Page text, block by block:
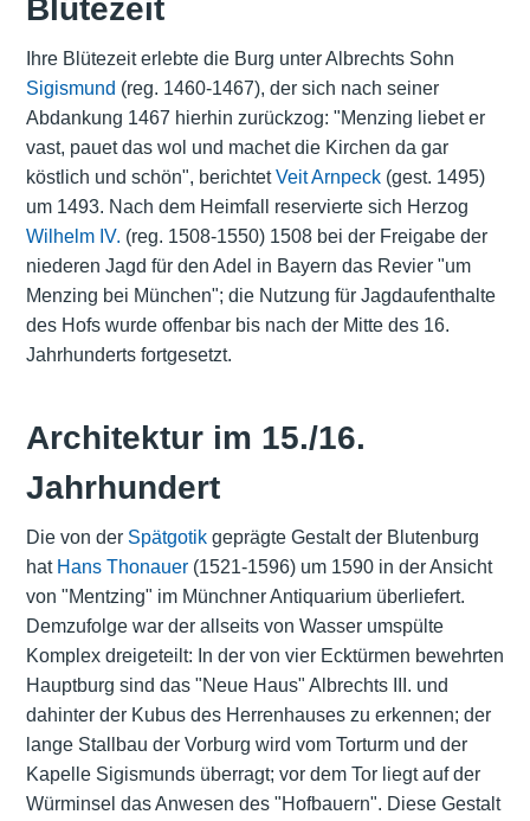
Blütezeit
Ihre Blütezeit erlebte die Burg unter Albrechts Sohn
Sigismund (reg. 1460-1467), der sich nach seiner
Abdankung 1467 hierhin zurückzog: "Menzing liebet er
vast, pauet das wol und machet die Kirchen da gar
köstlich und schön", berichtetVeit Arnpeck(gest. 1495)
um 1493. Nach dem Heimfall reservierte sich Herzog
Wilhelm IV. (reg. 1508-1550) 1508 bei der Freigabe der
niederen Jagd für den Adel in Bayern das Revier "um
Menzing bei München"; die Nutzung für Jagdaufenthalte
des Hofs wurde offenbar bis nach der Mitte des 16.
Jahrhunderts fortgesetzt.
Architektur im 15./16.
Jahrhundert
Die von der Spätgotikgeprägte Gestalt der Blutenburg
hat Hans Thonauer(1521-1596) um 1590 in der Ansicht
von "Mentzing" im Münchner Antiquarium überliefert.
Demzufolge war der allseits von Wasser umspülte
Komplex dreigeteilt: In der von vier Ecktürmen bewehrten
Hauptburg sind das "Neue Haus" Albrechts III. und
dahinter der Kubus des Herrenhauses zu erkennen; der
lange Stallbau der Vorburg wird vom Torturm und der
Kapelle Sigismunds überragt; vor dem Tor liegt auf der
Würminsel das Anwesen des "Hofbauern". Diese Gestalt